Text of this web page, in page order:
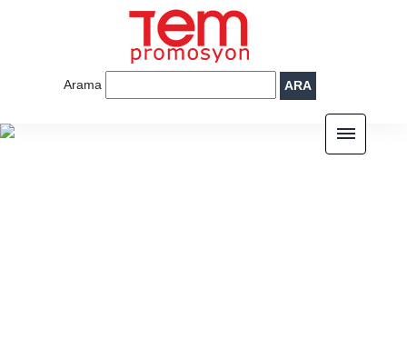
Arama ARA